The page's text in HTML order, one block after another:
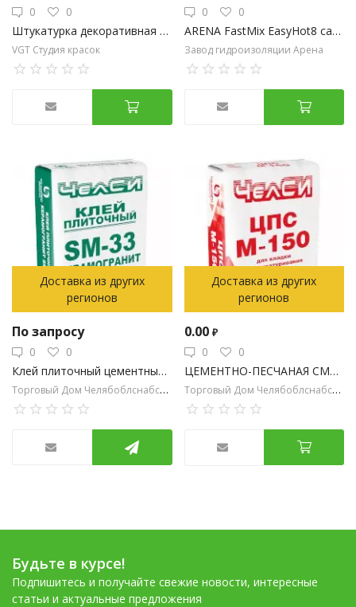
0
0
Штукатурка декоративная Арт-бетон,8 кг
VGT Студия красок
0
0
ARENA FastMix EasyHot8 саморазогревающийся быстротвердеющий бетонный состав (до -15°C)
Завод гидроизоляции Арена
Доставка из других
регионов
По запросу
0
0
Клей плиточный цементный серый ЧЕЛСИ КЕРАМОГРАНИТ SM-33
Торговый Дом Челябоблснабсбыт
Доставка из других
регионов
0.00 ₽
0
0
ЦЕМЕНТНО-ПЕСЧАНАЯ СМЕСЬ ЧЕЛСИ M-150, 25 кг.
Торговый Дом Челябоблснабсбыт
Будьте в курсе!
Подпишитесь и получайте свежие новости, интересные
статьи и актуальные предложения